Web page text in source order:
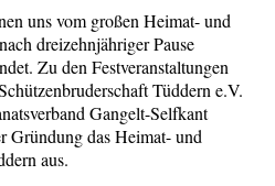
uns vom großen Heimat- und
dreizehnjähriger Pause
Zu den Festveranstaltungen
Tüddern e.V.
Gangelt-Selfkant
Gründung das Heimat- und
aus.